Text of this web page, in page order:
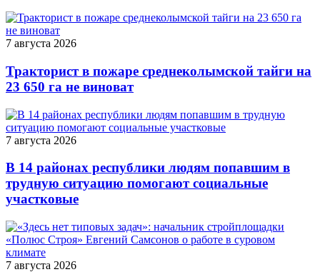
7 августа 2026
Тракторист в пожаре среднеколымской тайги на
23 650 га не виноват
7 августа 2026
В 14 районах республики людям попавшим в
трудную ситуацию помогают социальные
участковые
7 августа 2026